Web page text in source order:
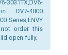
3031TX,DV6-
DV7-4000
Series,ENVY
not order this
open fully.